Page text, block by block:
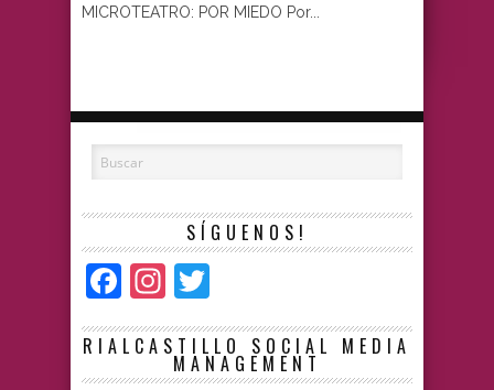
MICROTEATRO: POR MIEDO Por...
SÍGUENOS!
Facebook
Instagram
RIALCASTILLO SOCIAL MEDIA
MANAGEMENT